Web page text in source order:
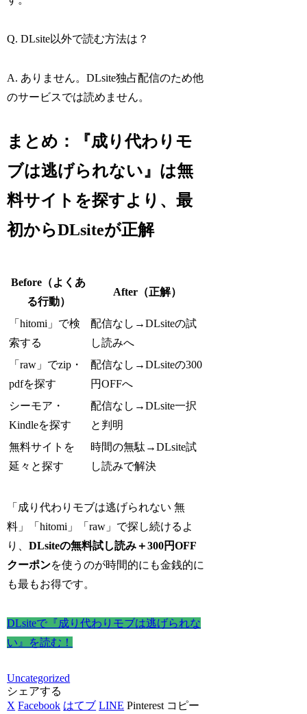
Q. DLsite以外で読む方法は？
A. ありません。DLsite独占配信のため他
のサービスでは読めません。
まとめ：『成り代わりモ
ブは逃げられない』は無
料サイトを探すより、最
初からDLsiteが正解
Before（よくあ
る行動）
After（正解）
「hitomi」で検
索する
配信なし→DLsiteの試
し読みへ
「raw」でzip・
pdfを探す
配信なし→DLsiteの300
円OFFへ
シーモア・
Kindleを探す
配信なし→DLsite一択
と判明
無料サイトを
延々と探す
時間の無駄→DLsite試
し読みで解決
「成り代わりモブは逃げられない 無
料」「hitomi」「raw」で探し続けるよ
り、DLsiteの無料試し読み＋300円OFF
クーポンを使うのが時間的にも金銭的に
も最もお得です。
DLsiteで『成り代わりモブは逃げられな
い』を読む！
Uncategorized
シェアする
X Facebook はてブ LINE Pinterest コピー